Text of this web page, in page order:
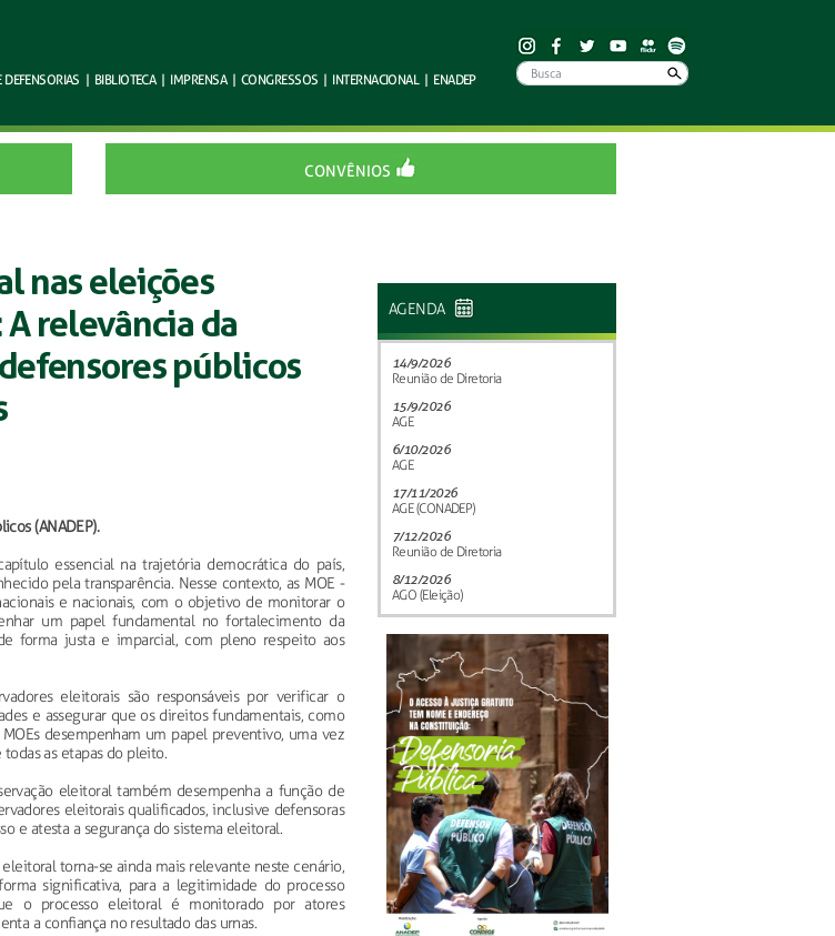
DEFENSORIAS | BIBLIOTECA | IMPRENSA | CONGRESSOS | INTERNACIONAL | ENADEP
CONVÊNIOS
nas eleições
relevância da
públicos
(ANADEP).
essencial na trajetória democrática do país,
pela transparência. Nesse contexto, as MOE -
e nacionais, com o objetivo de monitorar o
um papel fundamental no fortalecimento da
forma justa e imparcial, com pleno respeito aos
eleitorais são responsáveis por verificar o
e assegurar que os direitos fundamentais, como
desempenham um papel preventivo, uma vez
as etapas do pleito.
eleitoral também desempenha a função de
eleitorais qualificados, inclusive defensoras
e atesta a segurança do sistema eleitoral.
torna-se ainda mais relevante neste cenário,
significativa, para a legitimidade do processo
o processo eleitoral é monitorado por atores
a confiança no resultado das urnas.
AGENDA
14/9/2026
Reunião de Diretoria
15/9/2026
AGE
6/10/2026
AGE
17/11/2026
AGE (CONADEP)
7/12/2026
Reunião de Diretoria
8/12/2026
AGO (Eleição)